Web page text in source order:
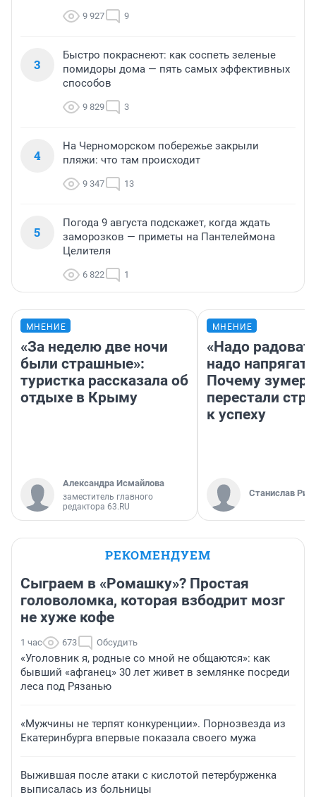
9 927 9
3
Быстро покраснеют: как соспеть зеленые
помидоры дома — пять самых эффективных
способов
9 829 3
4
На Черноморском побережье закрыли
пляжи: что там происходит
9 347 13
5
Погода 9 августа подскажет, когда ждать
заморозков — приметы на Пантелеймона
Целителя
6 822 1
МНЕНИЕ
«За неделю две ночи
были страшные»:
туристка рассказала об
отдыхе в Крыму
Александра Исмайлова
заместитель главного
редактора 63.RU
МНЕНИЕ
«Надо
надо
Почему
перестали
к успеху
Станислав
РЕКОМЕНДУЕМ
Сыграем в «Ромашку»? Простая
головоломка, которая взбодрит мозг
не хуже кофе
1 час 673 Обсудить
«Уголовник я, родные со мной не общаются»: как
бывший «афганец» 30 лет живет в землянке посреди
леса под Рязанью
«Мужчины не терпят конкуренции». Порнозвезда из
Екатеринбурга впервые показала своего мужа
Выжившая после атаки с кислотой петербурженка
выписалась из больницы